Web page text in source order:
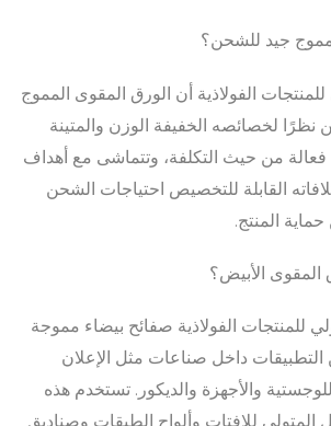
جيد للشحن؟
الفولاذية أن الورق المقوى المموج
نظرًا لخصائصه الخفيفة الوزن والمتينة
فعالة من حيث التكلفة، وتتماشى مع أهداف
القابلة للتخصيص احتياجات الشحن
المنتج.
المقوى الأبيض؟
للمنتجات الفولاذية صفائح بيضاء مموجة
داخل صناعات مثل الإعلان
والأجهزة والديكور. تستخدم هذه
المتولي للافتات وألواح الطبقات وصناديق